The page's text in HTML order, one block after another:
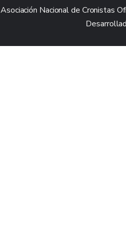
Asociación Nacional de Cronistas